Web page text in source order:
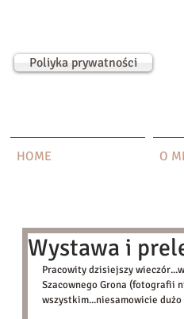
Poliyka prywatności
HOME O
Wystawa i
Pracowity dzisiejszy
Szacownego Grona (fotografii
wszystkim...niesamowicie